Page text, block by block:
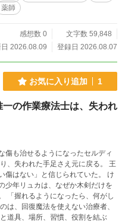
薬師
感想数 0
文字数 59,848
2026.08.09
登録日 2026.08.07
お気に入り追加 1
の作業療法士は、失われ
傷も治せるようになったセルディ
はない」と信じられていた。 け
少年リュカは、なぜか木剣だけを